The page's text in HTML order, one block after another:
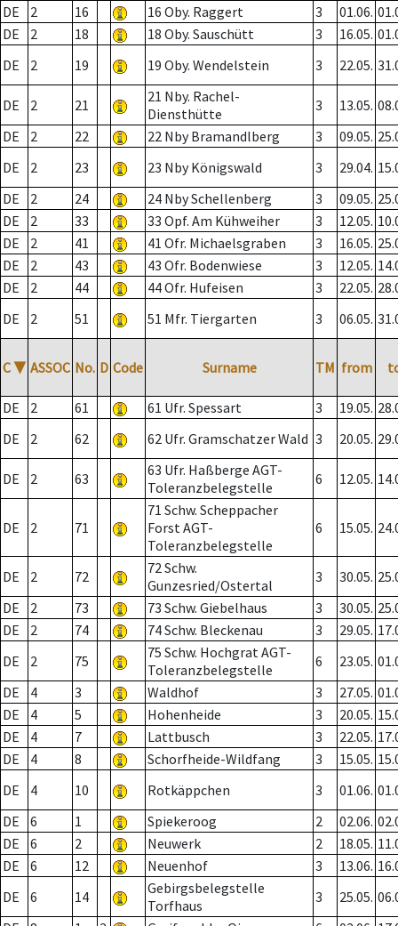
DE
2 16 16 Oby. Raggert 3 01.06.
DE
2 18 18 Oby. Sauschütt 3 16.05.
DE
2 19 19 Oby. Wendelstein 3 22.05.
DE 2 21
21 Nby. Rachel-
Diensthütte
3 13.05.
DE
2 22 22 Nby Bramandlberg 3 09.05.
DE
2 23 23 Nby Königswald 3 29.04.
DE
2 24 24 Nby Schellenberg 3 09.05.
DE
2 33 33 Opf. Am Kühweiher 3 12.05.
DE
2 41 41 Ofr. Michaelsgraben 3 16.05.
DE
2 43 43 Ofr. Bodenwiese 3 12.05.
DE
2 44 44 Ofr. Hufeisen 3 22.05.
DE
2 51 51 Mfr. Tiergarten 3 06.05.
C ▼ ASSOC No. D Code Surname TM from
DE 2 61 61 Ufr. Spessart 3 19.05.
DE
2 62 62 Ufr. Gramschatzer Wald 3 20.05.
DE 2 63
63 Ufr. Haßberge AGT-
Toleranzbelegstelle
6 12.05.
DE 2 71
71 Schw. Scheppacher
Forst AGT-
Toleranzbelegstelle
6 15.05.
DE 2 72
72 Schw.
Gunzesried/Ostertal
3 30.05.
DE
2 73 73 Schw. Giebelhaus 3 30.05.
DE
2 74 74 Schw. Bleckenau 3 29.05.
DE
2 75
75 Schw. Hochgrat AGT-
Toleranzbelegstelle
6 23.05.
DE
4 3 Waldhof 3 27.05.
DE
4 5 Hohenheide 3 20.05.
DE
4 7 Lattbusch 3 22.05.
DE
4 8 Schorfheide-Wildfang 3 15.05.
DE
4 10 Rotkäppchen 3 01.06.
DE
6 1 Spiekeroog 2 02.06.
DE
6 2 Neuwerk 2 18.05.
DE
6 12 Neuenhof 3 13.06.
DE
6 14
Gebirgsbelegstelle
Torfhaus
3 25.05.